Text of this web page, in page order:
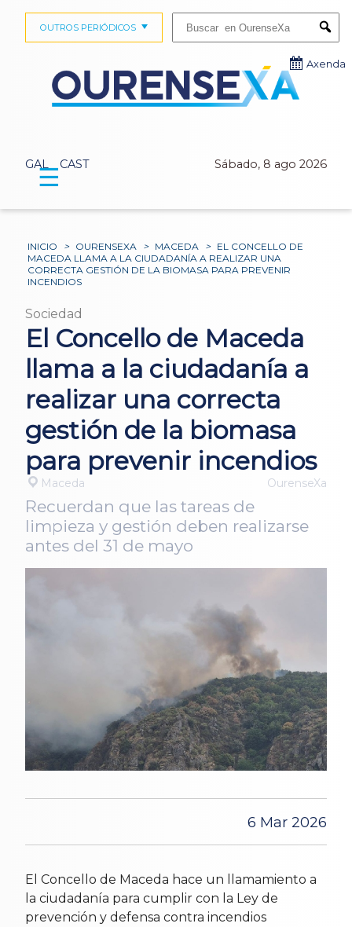
GAL CAST Sábado, 8 ago 2026
OUTROS PERIÓDICOS
Axenda
☰
INICIO > OURENSEXA > MACEDA > EL CONCELLO DE
MACEDA LLAMA A LA CIUDADANÍA A REALIZAR UNA
CORRECTA GESTIÓN DE LA BIOMASA PARA PREVENIR
INCENDIOS
Sociedad
El Concello de Maceda
llama a la ciudadanía a
realizar una correcta
gestión de la biomasa
para prevenir incendios
Maceda OurenseXa
Recuerdan que las tareas de
limpieza y gestión deben realizarse
antes del 31 de mayo
6 Mar 2026
El Concello de Maceda hace un llamamiento a
la ciudadanía para cumplir con la Ley de
prevención y defensa contra incendios